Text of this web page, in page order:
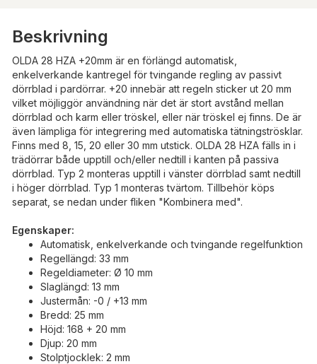
Beskrivning
OLDA 28 HZA +20mm är en förlängd automatisk,
enkelverkande kantregel för tvingande regling av passivt
dörrblad i pardörrar. +20 innebär att regeln sticker ut 20 mm
vilket möjliggör användning när det är stort avstånd mellan
dörrblad och karm eller tröskel, eller när tröskel ej finns. De är
även lämpliga för integrering med automatiska tätningströsklar.
Finns med 8, 15, 20 eller 30 mm utstick. OLDA 28 HZA fälls in i
trädörrar både upptill och/eller nedtill i kanten på passiva
dörrblad. Typ 2 monteras upptill i vänster dörrblad samt nedtill
i höger dörrblad. Typ 1 monteras tvärtom. Tillbehör köps
separat, se nedan under fliken "Kombinera med".
Egenskaper:
Automatisk, enkelverkande och tvingande regelfunktion
Regellängd: 33 mm
Regeldiameter: Ø 10 mm
Slaglängd: 13 mm
Justermån: -0 / +13 mm
Bredd: 25 mm
Höjd: 168 + 20 mm
Djup: 20 mm
Stolptjocklek: 2 mm